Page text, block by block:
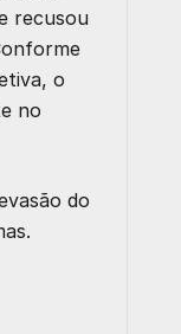
recusou
o
no
do